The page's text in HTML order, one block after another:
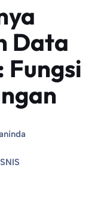
Data
Fungsi